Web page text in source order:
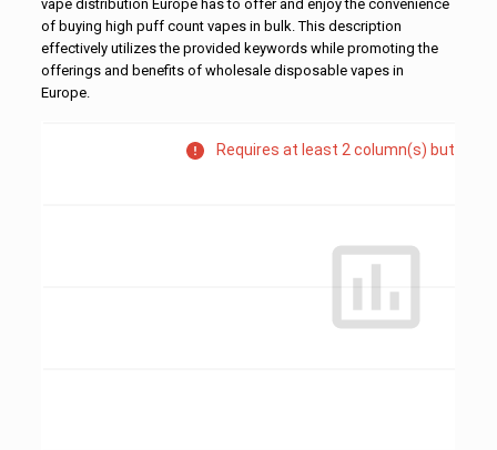
vape distribution Europe has to offer and enjoy the convenience
of buying high puff count vapes in bulk. This description
effectively utilizes the provided keywords while promoting the
offerings and benefits ofwholesale disposable vapes in
Europe